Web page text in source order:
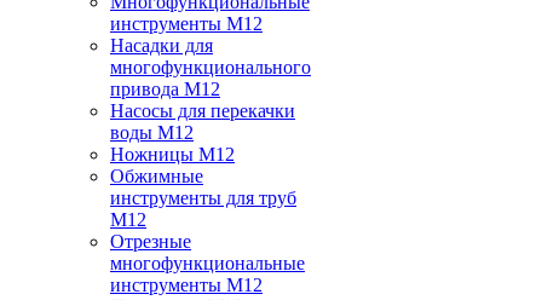
инструменты M12
Насадки для
многофункционального
привода M12
Насосы для перекачки
воды M12
Ножницы M12
Обжимные
инструменты для труб
M12
Отрезные
многофункциональные
инструменты M12